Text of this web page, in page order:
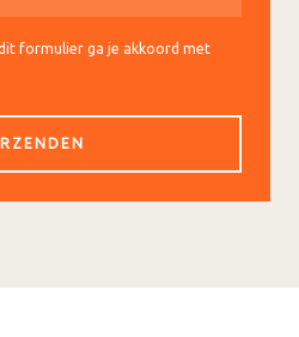
formulier ga je akkoord met